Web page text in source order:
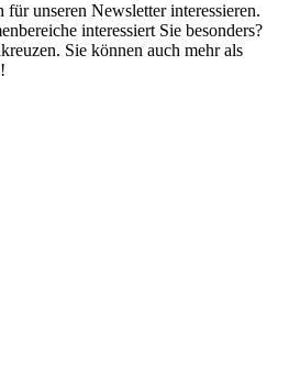
für unseren Newsletter interessieren.
interessiert Sie besonders?
Sie können auch mehr als